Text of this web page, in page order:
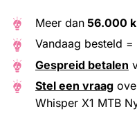
Meer dan 56.000
Vandaag besteld =
Gespreid betalen
Stel een vraag
Whisper X1 MTB